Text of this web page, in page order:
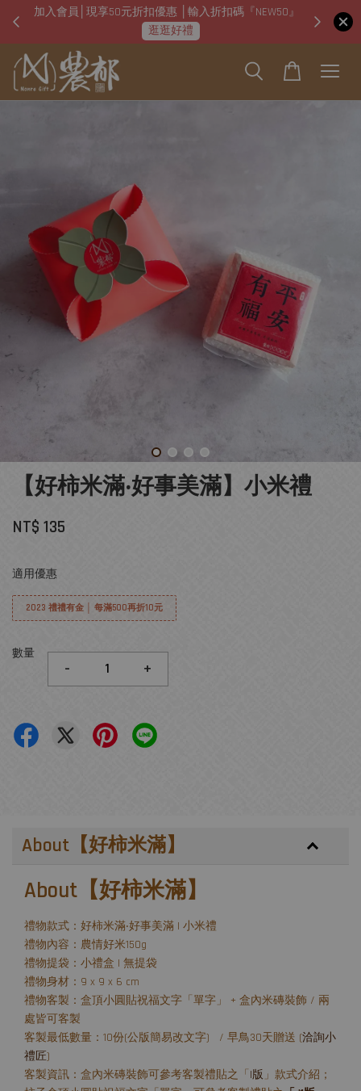
加入會員│現享50元折扣優惠 │輸入折扣碼『NEW50』
逛逛好禮
即日
【好柿米滿‧好事美滿】小米禮
NT$ 135
適用優惠
2023 禮禮有金 │ 每滿500再折10元
數量
- +
About【好柿米滿】
About【好柿米滿】
禮物款式：好柿米滿‧好事美滿 | 小米禮
禮物內容：農情好米150g
禮物提袋：小禮盒 | 無提袋
禮物身材：9 x 9 x 6 cm
禮物客製：盒頂小圓貼祝福文字「單字」 + 盒內米磚裝飾 / 兩
處皆可客製
客製最低數量：10份(公版簡易改文字) / 早鳥30天贈送 (洽詢小
禮匠)
客製資訊：盒內米磚裝飾可參考客製禮貼之「 I版」款式介紹；